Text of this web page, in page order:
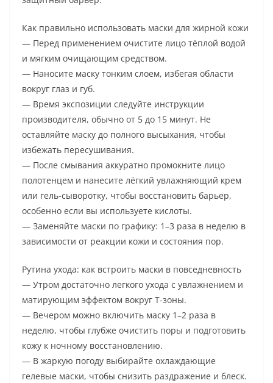
Как правильно использовать маски для жирной кожи
— Перед применением очистите лицо тёплой водой
и мягким очищающим средством.
— Наносите маску тонким слоем, избегая области
вокруг глаз и губ.
— Время экспозиции следуйте инструкции
производителя, обычно от 5 до 15 минут. Не
оставляйте маску до полного высыхания, чтобы
избежать пересушивания.
— После смывания аккуратно промокните лицо
полотенцем и нанесите лёгкий увлажняющий крем
или гель-сыворотку, чтобы восстановить барьер,
особенно если вы используете кислоты.
— Заменяйте маски по графику: 1–3 раза в неделю в
зависимости от реакции кожи и состояния пор.
Рутина ухода: как встроить маски в повседневность
— Утром достаточно легкого ухода с увлажнением и
матирующим эффектом вокруг Т-зоны.
— Вечером можно включить маску 1–2 раза в
неделю, чтобы глубже очистить поры и подготовить
кожу к ночному восстановлению.
— В жаркую погоду выбирайте охлаждающие
гелевые маски, чтобы снизить раздражение и блеск.